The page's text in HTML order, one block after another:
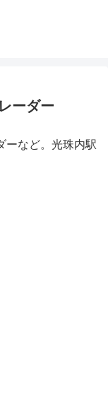
ーダー
ーなど。光珠内駅